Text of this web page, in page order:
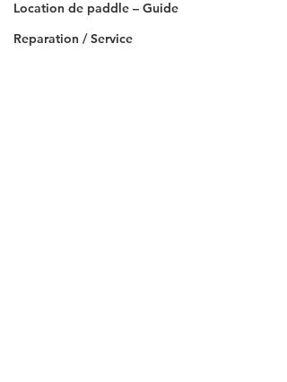
Location de paddle – Guide
Reparation / Service